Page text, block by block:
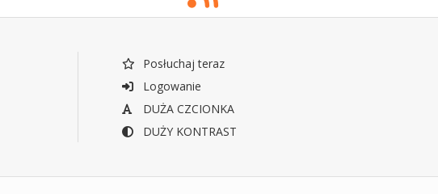
Posłuchaj teraz
Logowanie
DUŻA CZCIONKA
DUŻY KONTRAST